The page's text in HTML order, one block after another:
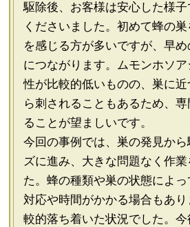
駆除後、お客様は安心した様
くださいました。初めて蜂の
を感じる方が多いですが、早
につながります。ムモンホソ
性が比較的低いものの、巣に
ら刺されることもあるため、
ることが望ましいです。
今回の事例では、巣の発見か
ズに進み、大きな問題なく作
た。蜂の種類や巣の状態によ
対応や時間がかかる場合もあ
較的落ち着いた状況でした。